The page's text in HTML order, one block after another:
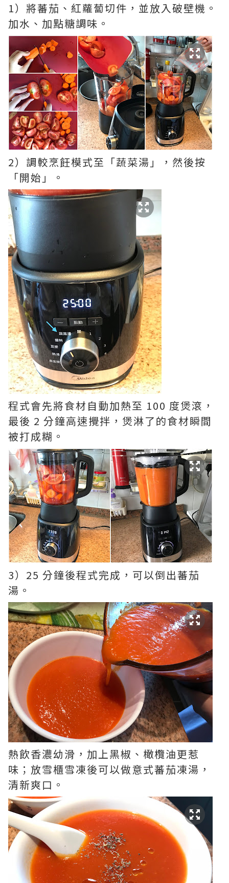
1）將蕃茄、紅蘿蔔切件，並放入破壁機。
加水、加點糖調味。
2）調較烹飪模式至「蔬菜湯」，然後按
「開始」。
程式會先將食材自動加熱至 100 度煲滾，
最後 2 分鐘高速攪拌，煲淋了的食材瞬間
被打成糊。
3）25 分鐘後程式完成，可以倒出蕃茄
湯。
熱飲香濃幼滑，加上黑椒、橄欖油更惹
味；放雪櫃雪凍後可以做意式蕃茄凍湯，
清新爽口。